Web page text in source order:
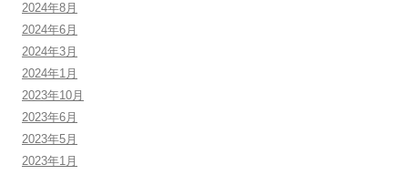
2024年8月
2024年6月
2024年3月
2024年1月
2023年10月
2023年6月
2023年5月
2023年1月